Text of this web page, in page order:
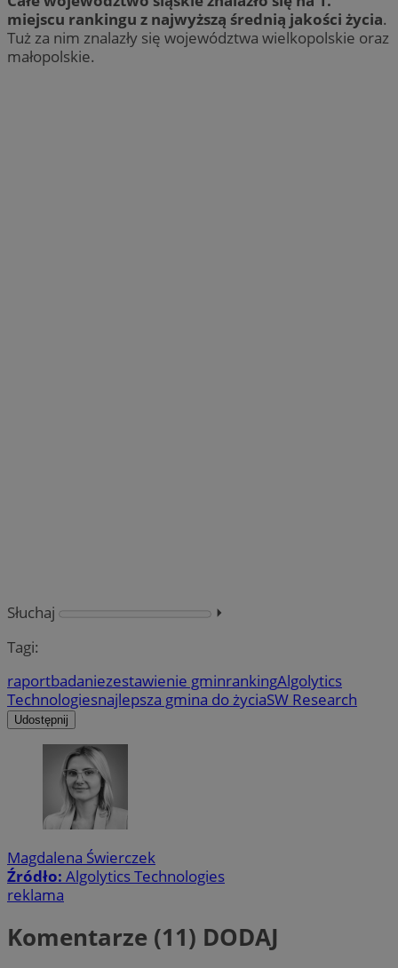
miejscu rankingu z najwyższą średnią jakości życia.
Tuż za nim znalazły się województwa wielkopolskie oraz
małopolskie.
Słuchaj
⏵︎
Tagi:
raportbadaniezestawienie gminrankingAlgolytics
Technologiesnajlepsza gmina do życiaSW Research
Udostępnij
Magdalena Świerczek
Źródło: Algolytics Technologies
reklama
Komentarze (11) DODAJ